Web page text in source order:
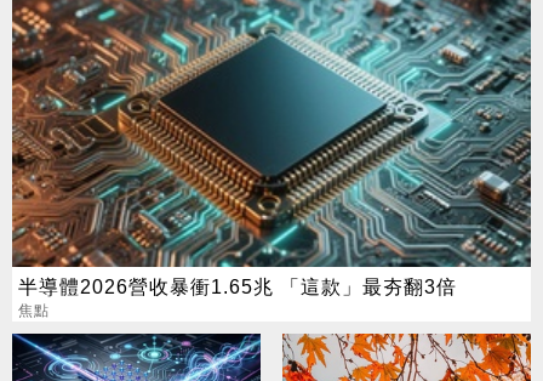
半導體2026營收暴衝1.65兆 「這款」最夯翻3倍
焦點